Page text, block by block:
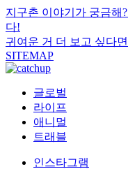
지구촌 이야기가 궁금해
다!
귀여운 거 더 보고 싶다
SITEMAP
글로벌
라이프
애니멀
트래블
인스타그램